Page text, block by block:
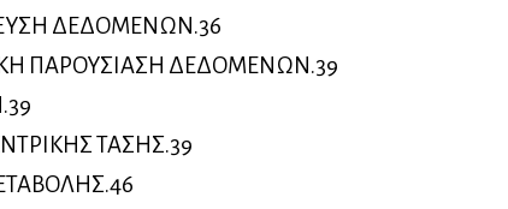
ΔΕΔΟΜΕΝΩΝ.36
ΠΑΡΟΥΣΙΑΣΗ ΔΕΔΟΜΕΝΩΝ.39
ΤΑΣΗΣ.39